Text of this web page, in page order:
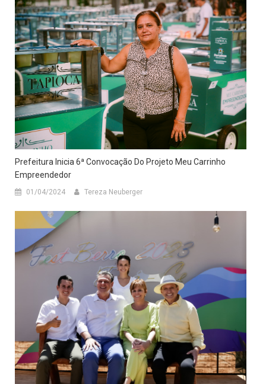
Prefeitura Inicia 6ª Convocação Do Projeto Meu Carrinho
Empreendedor
01/04/2024 Tereza Neuberger